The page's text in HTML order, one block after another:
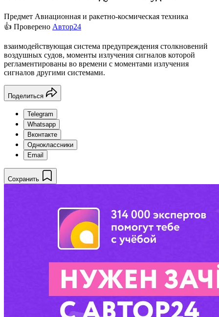
Предмет Авиационная и ракетно-космическая техника
👍 Проверено Автор24
взаимодействующая система предупреждения столкновений
воздушных судов, моменты излучения сигналов которой
регламентированы во времени с моментами излучения
сигналов другими системами.
Поделиться
Telegram
Whatsapp
Вконтакте
Одноклассники
Email
Сохранить